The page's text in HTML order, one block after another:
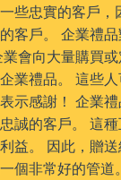
些忠實的客戶，
客戶。 企業禮
會向大量購買
業禮品。 這些人
示感謝！ 企業
誠的客戶。 這
益。 因此，贈
個非常好的管道。